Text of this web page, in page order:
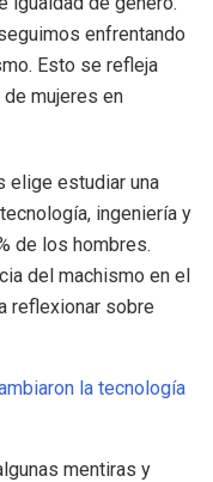
enfrentando
Esto se refleja
mujeres en
elige estudiar una
ingeniería y
de los hombres.
del machismo en el
reflexionar sobre
la tecnología
mentiras y